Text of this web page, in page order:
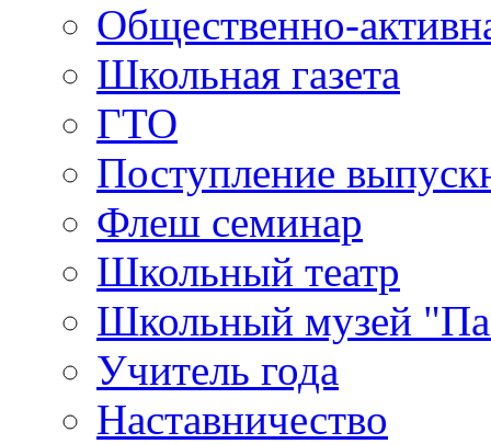
Общественно-
Школьная газета
ГТО
Поступление
Флеш семинар
Школьный театр
Школьный музей
Учитель года
Наставничество